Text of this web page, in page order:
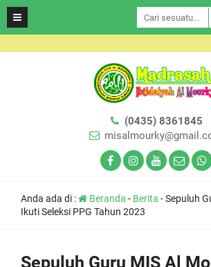
(0435) 8361845
Anda ada di : Beranda - Berita -Sepuluh
Ikuti Seleksi PPG Tahun 2023
Sepuluh Guru MIS Al